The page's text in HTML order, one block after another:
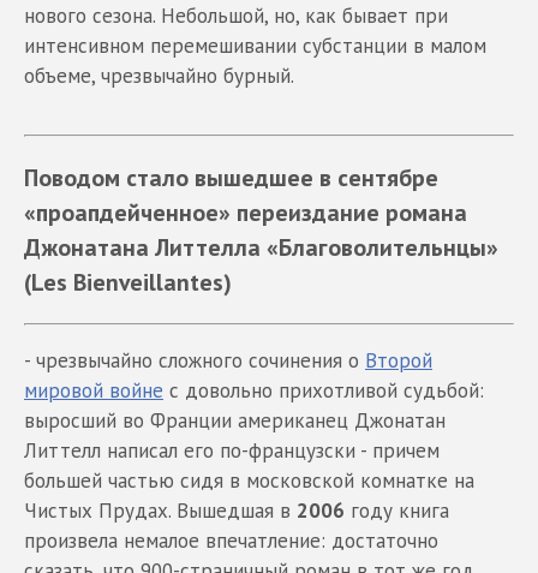
нового сезона. Небольшой, но, как бывает при
интенсивном перемешивании субстанции в малом
объеме, чрезвычайно бурный.
Поводом стало вышедшее в сентябре
«проапдейченное» переиздание романа
Джонатана Литтелла «Благоволительнцы»
(Les Bienveillantes)
- чрезвычайно сложного сочинения о Второй
мировой войне с довольно прихотливой судьбой:
выросший во Франции американец Джонатан
Литтелл написал его по-французски - причем
большей частью сидя в московской комнатке на
Чистых Прудах. Вышедшая в 2006 году книга
произвела немалое впечатление: достаточно